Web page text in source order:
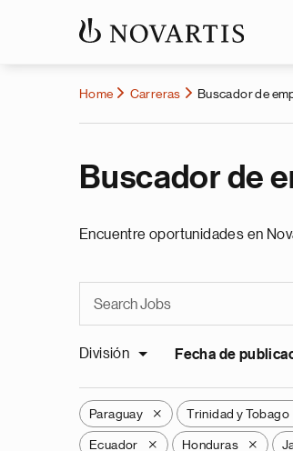
Home Carreras Buscador de
Buscador de
Encuentre oportunidades en
División Fecha de
Paraguay X Trinidad y Tobago
Ecuador Honduras